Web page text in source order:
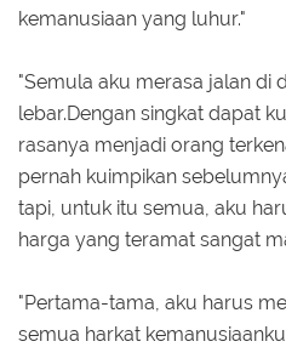
kemanusiaan yang luhur."
"Semula aku merasa jalan di
lebar.Dengan singkat dapat
rasanya menjadi orang
pernah kuimpikan
tapi, untuk itu semua, aku
harga yang teramat sangat
"Pertama-tama, aku harus
semua harkat